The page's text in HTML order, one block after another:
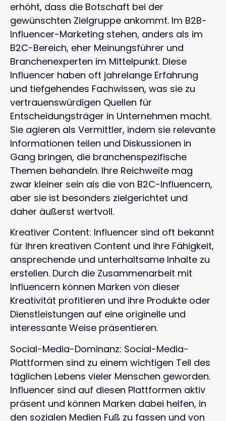
erhöht, dass die Botschaft bei der
gewünschten Zielgruppe ankommt. Im B2B-
Influencer-Marketing stehen, anders als im
B2C-Bereich, eher Meinungsführer und
Branchenexperten im Mittelpunkt. Diese
Influencer haben oft jahrelange Erfahrung
und tiefgehendes Fachwissen, was sie zu
vertrauenswürdigen Quellen für
Entscheidungsträger in Unternehmen macht.
Sie agieren als Vermittler, indem sie relevante
Informationen teilen und Diskussionen in
Gang bringen, die branchenspezifische
Themen behandeln. Ihre Reichweite mag
zwar kleiner sein als die von B2C-Influencern,
aber sie ist besonders zielgerichtet und
daher äußerst wertvoll.
Kreativer Content: Influencer sind oft bekannt
für ihren kreativen Content und ihre Fähigkeit,
ansprechende und unterhaltsame Inhalte zu
erstellen. Durch die Zusammenarbeit mit
Influencern können Marken von dieser
Kreativität profitieren und ihre Produkte oder
Dienstleistungen auf eine originelle und
interessante Weise präsentieren.
Social-Media-Dominanz: Social-Media-
Plattformen sind zu einem wichtigen Teil des
täglichen Lebens vieler Menschen geworden.
Influencer sind auf diesen Plattformen aktiv
präsent und können Marken dabei helfen, in
den sozialen Medien Fuß zu fassen und von